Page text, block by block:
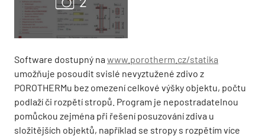
Software dostupný na www.porotherm.cz/statika
umožňuje posoudit svislé nevyztužené zdivo z
POROTHERMu bez omezení celkové výšky objektu, počtu
podlaží či rozpětí stropů. Program je nepostradatelnou
pomůckou zejména při řešení posuzování zdiva u
složitějších objektů, například se stropy s rozpětím více